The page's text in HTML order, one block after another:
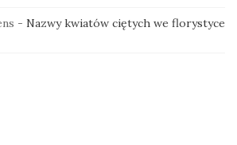
- Nazwy kwiatów ciętych we florystyce